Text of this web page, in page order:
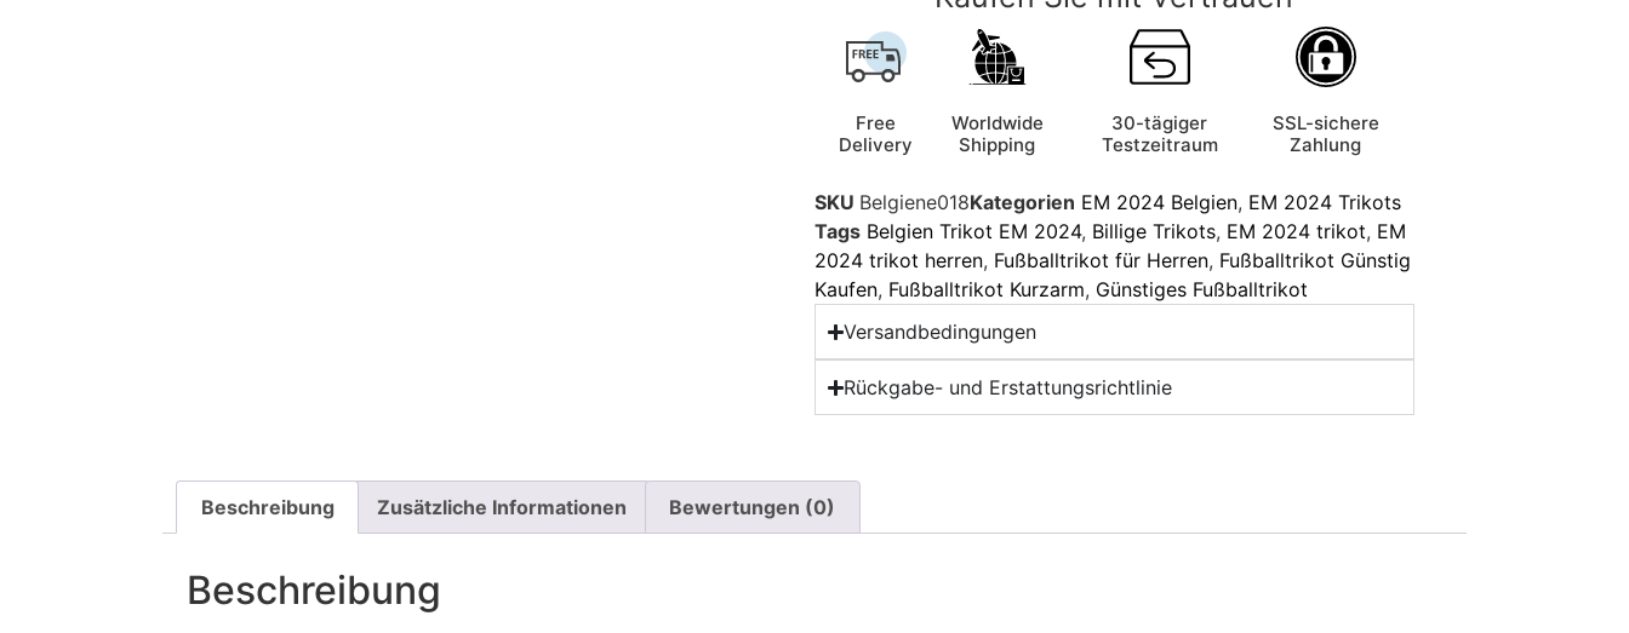
Free
Delivery
Worldwide
Shipping
30-tägiger
Testzeitraum
SSL-sichere
Zahlung
SKU Belgiene018Kategorien EM 2024 Belgien, EM 2024 Trikots
Tags Belgien Trikot EM 2024, Billige Trikots, EM 2024 trikot, EM
2024 trikot herren, Fußballtrikot für Herren, Fußballtrikot Günstig
Kaufen, Fußballtrikot Kurzarm, Günstiges Fußballtrikot
Versandbedingungen
Rückgabe- und Erstattungsrichtlinie
Beschreibung Zusätzliche Informationen Bewertungen (0)
Beschreibung